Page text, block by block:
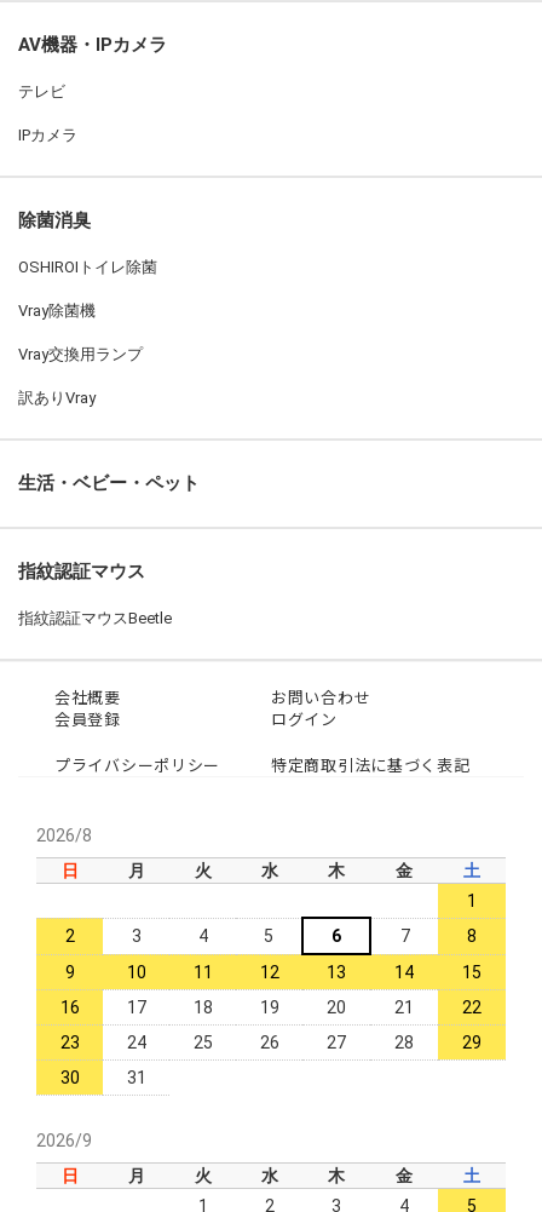
AV機器・IPカメラ
テレビ
IPカメラ
除菌消臭
OSHIROIトイレ除菌
Vray除菌機
Vray交換用ランプ
訳ありVray
生活・ベビー・ペット
指紋認証マウス
指紋認証マウスBeetle
会社概要
お問い合わせ
会員登録
ログイン
プライバシーポリシー
特定商取引法に基づく表記
2026/8
日
月 火 水 木 金
土
1
2
3 4 5 6 7
8
9
10 11 12 13 14
15
16
17 18 19 20 21
22
23
24 25 26 27 28
29
30
31
2026/9
日
月 火 水 木 金
土
1
2 3 4 5